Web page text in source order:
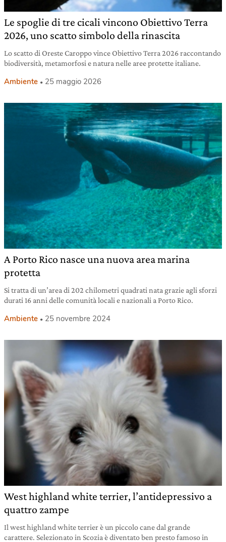
Le spoglie di tre cicali vincono Obiettivo Terra
2026, uno scatto simbolo della rinascita
Lo scatto di Oreste Caroppo vince Obiettivo Terra 2026 raccontando
biodiversità, metamorfosi e natura nelle aree protette italiane.
Ambiente 25 maggio 2026
A Porto Rico nasce una nuova area marina
protetta
Si tratta di un’area di 202 chilometri quadrati nata grazie agli sforzi
durati 16 anni delle comunità locali e nazionali a Porto Rico.
Ambiente 25 novembre 2024
West highland white terrier, l’antidepressivo a
quattro zampe
Il west highland white terrier è un piccolo cane dal grande
carattere. Selezionato in Scozia è diventato ben presto famoso in